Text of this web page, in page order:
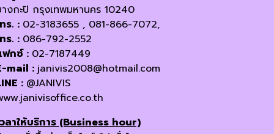
งกะปิ กรุงเทพมหานคร 10240
ร. : 02-3183655 , 081-866-7072,
ร. : 086-792-2552
กซ์ : 02-7187449
mail : janivis2008@hotmail.com
: @JANIVIS
ลาให้บริการ (Business hour)